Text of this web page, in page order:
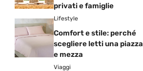
privati e famiglie
Lifestyle
Comfort e stile: perché
scegliere letti una piazza
e mezza
Viaggi